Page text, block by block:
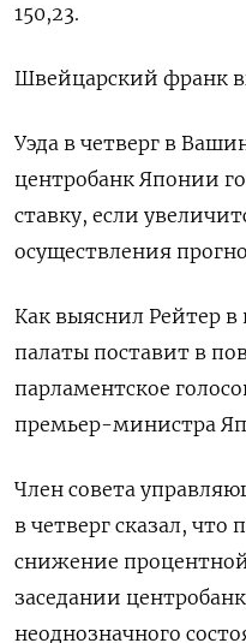
150,23.
Швейцарский франк
Уэда в четверг в
центробанк Японии
ставку, если
осуществления
Как выяснил Рейтер
палаты поставит в
парламентское
премьер-министра
Член совета
в четверг сказал, что
снижение
заседании
неоднозначного